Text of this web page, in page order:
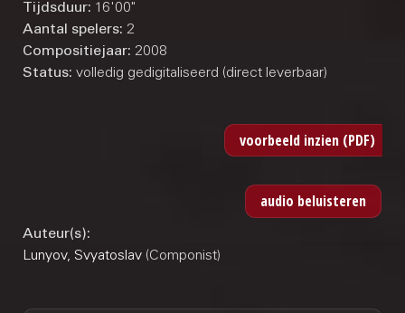
Tijdsduur: 16'00"
Aantal spelers: 2
Compositiejaar: 2008
Status: volledig gedigitaliseerd (direct leverbaar)
Auteur(s):
Lunyov, Svyatoslav(Componist)